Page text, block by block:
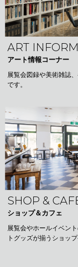
ART
アート情報コーナー
展覧会図録や美術雑誌
です。
SHOP &
ショップ＆カフェ
展覧会やホールイベン
トグッズが揃うショッ